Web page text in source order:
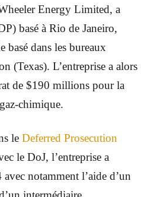
Energy Limited, a
basé à Rio de Janeiro,
basé dans les bureaux
(Texas). L’entreprise a alors
de $190 millions pour la
chimique.
le Deferred Prosecution
le DoJ, l’entreprise a
notamment l’aide d’un